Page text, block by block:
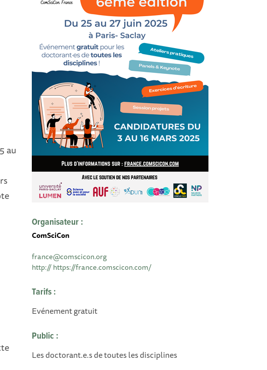
au
Organisateur :
ComSciCon
france@comscicon.org
http:// https://france.comscicon.com/
Tarifs :
Evénement gratuit
Public :
Les doctorant.e.s de toutes les disciplines